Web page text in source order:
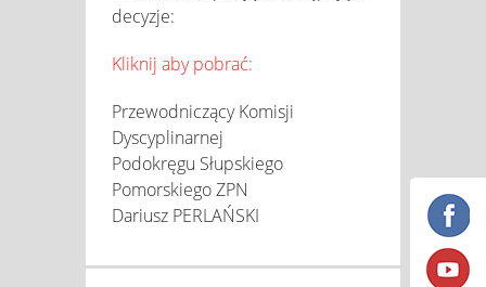
decyzje:
Kliknij aby pobrać:
Przewodniczący Komisji
Dyscyplinarnej
Podokręgu Słupskiego
Pomorskiego ZPN
Dariusz PERLAŃSKI